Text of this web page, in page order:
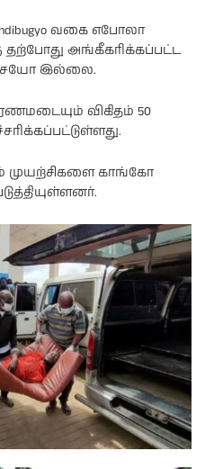
வகை எபோலா
தற்போது அங்கீகரிக்கப்பட்ட
இல்லை.
விகிதம் 50
முயற்சிகளை காங்கோ